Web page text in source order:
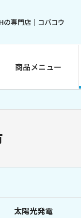
の専門店｜コバコウ
商品メニュー
CS6.2-48TM-450/455
太陽光発電